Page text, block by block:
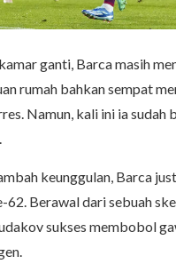
ganti, Barca masih
rumah bahkan sempat
Namun, kali ini ia sudah
keunggulan, Barca
62. Berawal dari sebuah
sukses membobol